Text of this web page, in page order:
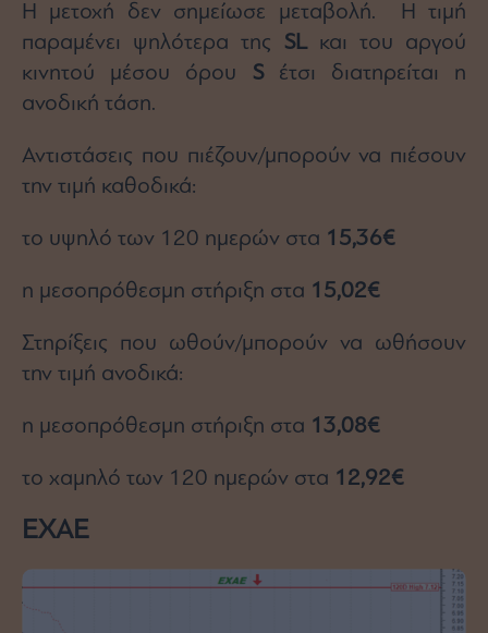
Η μετοχή δεν σημείωσε μεταβολή. Η τιμή
παραμένει ψηλότερα της SLκαι του αργού
κινητού μέσου όρου Sέτσι διατηρείται η
ανοδική τάση.
Αντιστάσεις που πιέζουν/μπορούν να πιέσουν
την τιμή καθοδικά:
το υψηλό των 120 ημερών στα 15,36€
η μεσοπρόθεσμη στήριξη στα 15,02€
Στηρίξεις που ωθούν/μπορούν να ωθήσουν
την τιμή ανοδικά:
η μεσοπρόθεσμη στήριξη στα 13,08€
το χαμηλό των 120 ημερών στα 12,92€
EXAE